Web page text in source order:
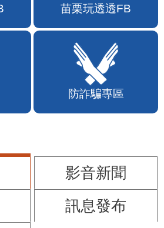
苗栗玩透透FB
防詐騙專區
影音新聞
訊息發布